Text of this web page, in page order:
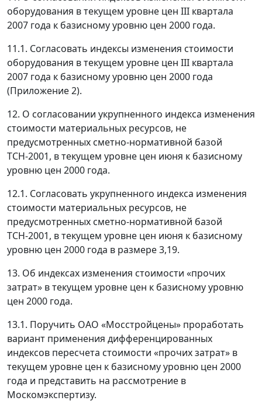
оборудования в текущем уровне цен III квартала
2007 года к базисному уровню цен 2000 года.
11.1. Согласовать индексы изменения стоимости
оборудования в текущем уровне цен III квартала
2007 года к базисному уровню цен 2000 года
(Приложение 2).
12. О согласовании укрупненного индекса изменения
стоимости материальных ресурсов, не
предусмотренных сметно-нормативной базой
ТСН-2001, в текущем уровне цен июня к базисному
уровню цен 2000 года.
12.1. Согласовать укрупненного индекса изменения
стоимости материальных ресурсов, не
предусмотренных сметно-нормативной базой
ТСН-2001, в текущем уровне цен июня к базисному
уровню цен 2000 года в размере 3,19.
13. Об индексах изменения стоимости «прочих
затрат» в текущем уровне цен к базисному уровню
цен 2000 года.
13.1. Поручить ОАО «Мосстройцены» проработать
вариант применения дифференцированных
индексов пересчета стоимости «прочих затрат» в
текущем уровне цен к базисному уровню цен 2000
года и представить на рассмотрение в
Москомэкспертизу.